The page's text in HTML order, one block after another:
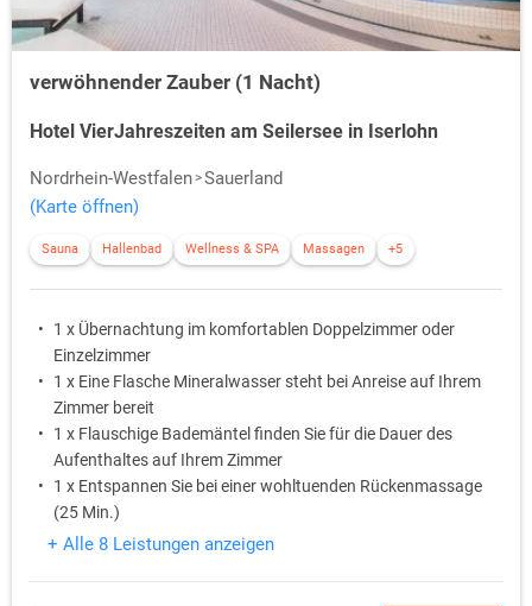
verwöhnender Zauber (1 Nacht)
Hotel VierJahreszeiten am Seilersee in Iserlohn
Nordrhein-Westfalen Sauerland
(Karte öffnen)
Sauna Hallenbad Wellness & SPA Massagen +5
1 x Übernachtung im komfortablen Doppelzimmer oder
Einzelzimmer
1 x Eine Flasche Mineralwasser steht bei Anreise auf Ihrem
Zimmer bereit
1 x Flauschige Bademäntel finden Sie für die Dauer des
Aufenthaltes auf Ihrem Zimmer
1 x Entspannen Sie bei einer wohltuenden Rückenmassage
(25 Min.)
1 x Nutzen Sie nach Lust und Laune im Rahmen der
+ Alle 8 Leistungen anzeigen